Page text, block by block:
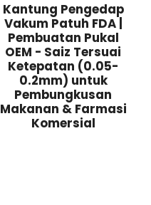
Kantung Pengedap
Vakum Patuh FDA |
Pembuatan Pukal
OEM - Saiz Tersuai
Ketepatan (0.05-
0.2mm) untuk
Pembungkusan
Makanan & Farmasi
Komersial